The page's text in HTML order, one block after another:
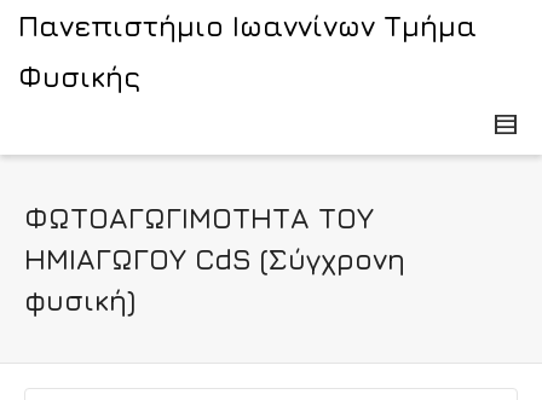
Πανεπιστήμιο Ιωαννίνων Τμήμα
Φυσικής
ΦΩΤΟΑΓΩΓΙΜΟΤΗΤΑ ΤΟΥ
ΗΜΙΑΓΩΓΟΥ CdS (Σύγχρονη
φυσική)